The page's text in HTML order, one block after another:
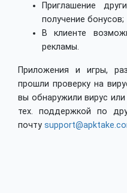
Приглашение
получение бонусов;
В клиенте
рекламы.
Приложения и игры,
прошли проверку на
вы обнаружили вирус
тех. поддержкой по
почту